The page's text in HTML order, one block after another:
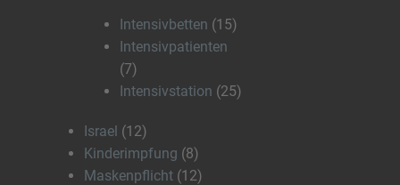
Intensivbetten (15)
Intensivpatienten
(7)
Intensivstation (25)
Israel (12)
Kinderimpfung (8)
Maskenpflicht (12)